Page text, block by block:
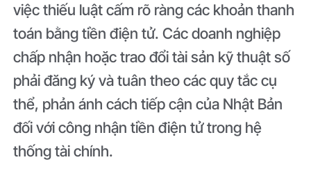
việc thiếu luật cấm rõ ràng các khoản thanh
toán bằng tiền điện tử. Các doanh nghiệp
chấp nhận hoặc trao đổi tài sản kỹ thuật số
phải đăng ký và tuân theo các quy tắc cụ
thể, phản ánh cách tiếp cận của Nhật Bản
đối với công nhận tiền điện tử trong hệ
thống tài chính.